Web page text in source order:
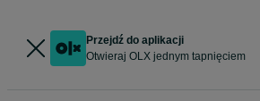
Przejdź do aplikacji
Otwieraj OLX jednym tapnięciem